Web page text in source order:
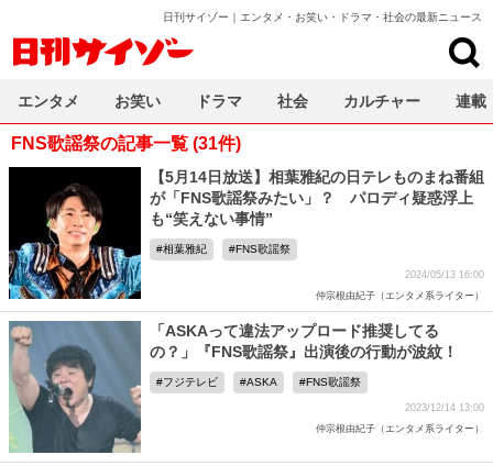
日刊サイゾー｜エンタメ・お笑い・ドラマ・社会の最新ニュース
FNS歌謡祭の記事一覧 (31件)
【5月14日放送】相葉雅紀の日テレものまね番組
が「FNS歌謡祭みたい」？ パロディ疑惑浮上
も“笑えない事情”
相葉雅紀 FNS歌謡祭
2024/05/13 16:00
仲宗根由紀子（エンタメ系ライター）
「ASKAって違法アップロード推奨してる
の？」『FNS歌謡祭』出演後の行動が波紋！
フジテレビ ASKA FNS歌謡祭
2023/12/14 13:00
仲宗根由紀子（エンタメ系ライター）
エンタメ お笑い ドラマ 社会 カルチャー 連載